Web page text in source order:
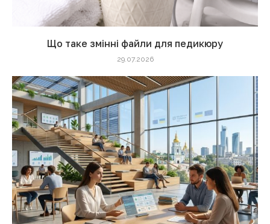
Що таке змінні файли для педикюру
29.07.2026